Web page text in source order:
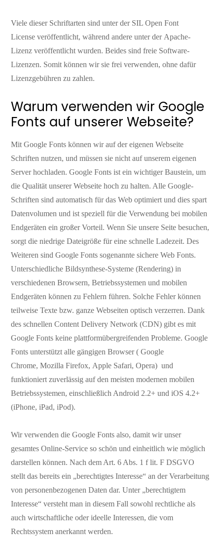
Viele dieser Schriftarten sind unter der SIL Open Font
License veröffentlicht, während andere unter der Apache-
Lizenz veröffentlicht wurden. Beides sind freie Software-
Lizenzen. Somit können wir sie frei verwenden, ohne dafür
Lizenzgebühren zu zahlen.
Warum verwenden wir Google
Fonts auf unserer Webseite?
Mit Google Fonts können wir auf der eigenen Webseite
Schriften nutzen, und müssen sie nicht auf unserem eigenen
Server hochladen. Google Fonts ist ein wichtiger Baustein, um
die Qualität unserer Webseite hoch zu halten. Alle Google-
Schriften sind automatisch für das Web optimiert und dies spart
Datenvolumen und ist speziell für die Verwendung bei mobilen
Endgeräten ein großer Vorteil. Wenn Sie unsere Seite besuchen,
sorgt die niedrige Dateigröße für eine schnelle Ladezeit. Des
Weiteren sind Google Fonts sogenannte sichere Web Fonts.
Unterschiedliche Bildsynthese-Systeme (Rendering) in
verschiedenen Browsern, Betriebssystemen und mobilen
Endgeräten können zu Fehlern führen. Solche Fehler können
teilweise Texte bzw. ganze Webseiten optisch verzerren. Dank
des schnellen Content Delivery Network (CDN) gibt es mit
Google Fonts keine plattformübergreifenden Probleme. Google
Fonts unterstützt alle gängigen Browser ( Google
Chrome, Mozilla Firefox, Apple Safari, Opera) und
funktioniert zuverlässig auf den meisten modernen mobilen
Betriebssystemen, einschließlich Android 2.2+ und iOS 4.2+
(iPhone, iPad, iPod).
Wir verwenden die Google Fonts also, damit wir unser
gesamtes Online-Service so schön und einheitlich wie möglich
darstellen können. Nach dem Art. 6 Abs. 1 f lit. F DSGVO
stellt das bereits ein „berechtigtes Interesse“ an der Verarbeitung
von personenbezogenen Daten dar. Unter „berechtigtem
Interesse“ versteht man in diesem Fall sowohl rechtliche als
auch wirtschaftliche oder ideelle Interessen, die vom
Rechtssystem anerkannt werden.